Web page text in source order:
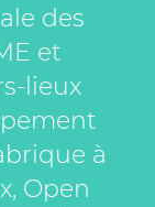
des
et
lieux
à
Open